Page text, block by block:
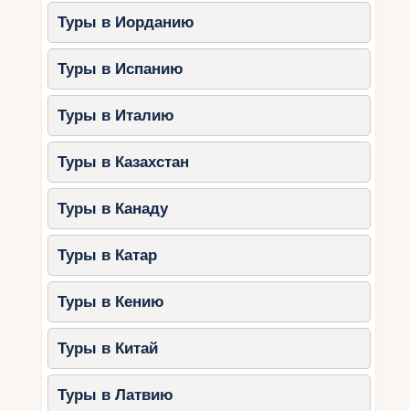
Туры в Иорданию
Туры в Испанию
Туры в Италию
Туры в Казахстан
Туры в Канаду
Туры в Катар
Туры в Кению
Туры в Китай
Туры в Латвию